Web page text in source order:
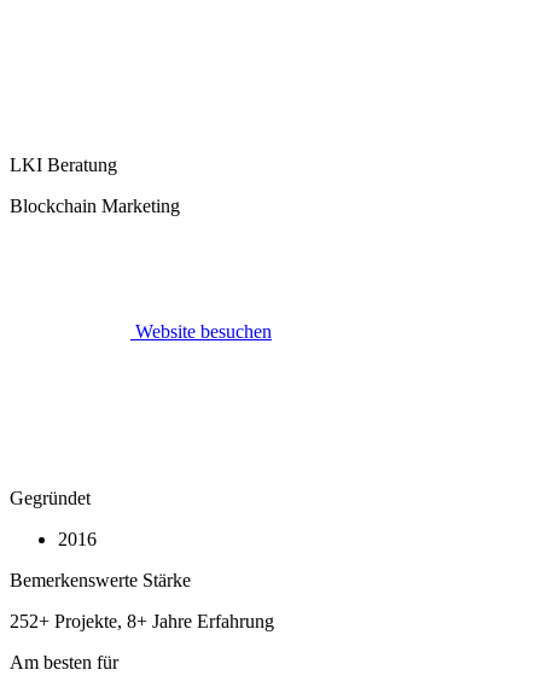
LKI Beratung
Blockchain Marketing
Website besuchen
Gegründet
2016
Bemerkenswerte Stärke
252+ Projekte, 8+ Jahre Erfahrung
Am besten für